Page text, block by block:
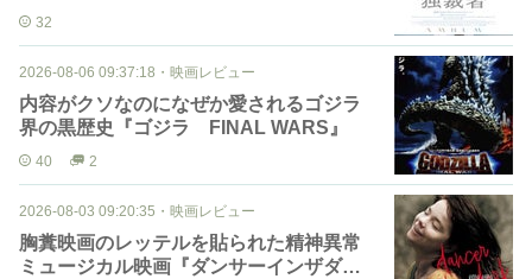
32
2026-08-06 09:37:18 ・ 映画レビュー
内容がクソなのになぜか愛されるゴジラ
界の黒歴史『ゴジラ FINAL WARS』
40 2
2026-08-03 09:20:35 ・ 映画レビュー
胸糞映画のレッテルを貼られた精神異常
ミュージカル映画『ダンサーインザダー